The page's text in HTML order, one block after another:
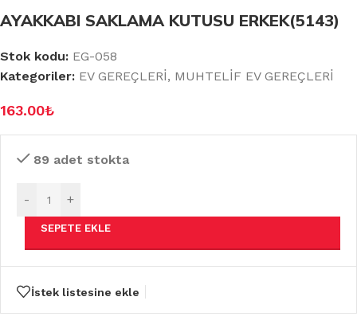
AYAKKABI SAKLAMA KUTUSU ERKEK(5143)
Stok kodu: EG-058
Kategoriler: EV GEREÇLERİ, MUHTELİF EV GEREÇLERİ
163.00₺
89 adet stokta
- +
SEPETE EKLE
İstek listesine ekle